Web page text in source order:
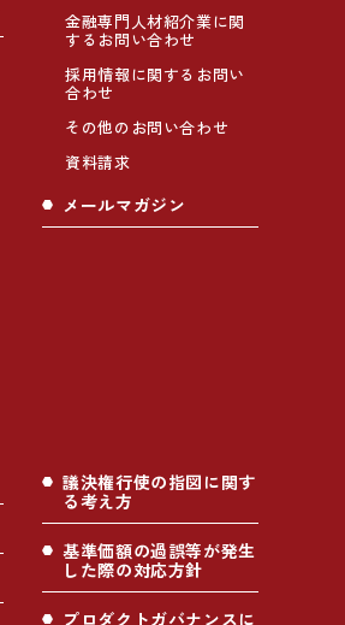
金融専門人材紹介業に関
するお問い合わせ
採用情報に関するお問い
合わせ
その他のお問い合わせ
資料請求
メールマガジン
議決権行使の指図に関す
る考え方
基準価額の過誤等が発生
した際の対応方針
プロダクトガバナンスに